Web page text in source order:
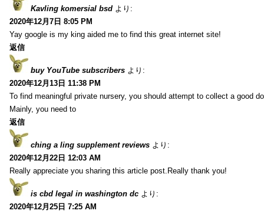
Kavling komersial bsd より:
2020年12月7日 8:05 PM
Yay google is my king aided me to find this great internet site!
返信
buy YouTube subscribers より:
2020年12月13日 11:38 PM
To find meaningful private nursery, you should attempt to collect a good
Mainly, you need to
返信
ching a ling supplement reviews より:
2020年12月22日 12:03 AM
Really appreciate you sharing this article post.Really thank you!
is cbd legal in washington dc より:
2020年12月25日 7:25 AM